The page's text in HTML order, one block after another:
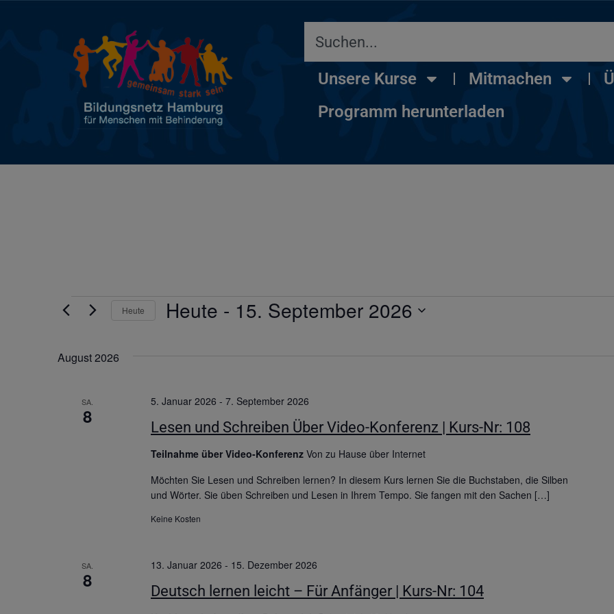
Unsere Kurse Mitmachen
Programm herunterladen
Heute Heute - 15. September 2026
August 2026
SA.
8 Lesen und Schreiben Über Video-Konferenz | Kurs-Nr: 108
5. Januar 2026 - 7. September 2026
Teilnahme über Video-Konferenz Von zu Hause über Internet
Möchten Sie Lesen und Schreiben lernen? In diesem Kurs lernen Sie die Buchstaben, die Silben
und Wörter. Sie üben Schreiben und Lesen in Ihrem Tempo. Sie fangen mit den Sachen […]
Keine Kosten
SA.
8 Deutsch lernen leicht – Für Anfänger | Kurs-Nr: 104
13. Januar 2026 - 15. Dezember 2026